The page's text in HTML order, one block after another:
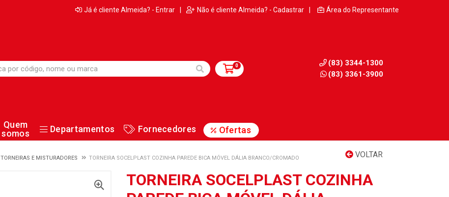
Já é cliente Almeida? - Entrar | Não é cliente Almeida? - Cadastrar | Área do Representante
0
(83) 3344-1300
(83) 3361-3900
Quem
somos
Departamentos Fornecedores Ofertas
VOLTAR
TORNEIRAS E MISTURADORES TORNEIRA SOCELPLAST COZINHA PAREDE BICA MÓVEL DÁLIA BRANCO/CROMADO
TORNEIRA SOCELPLAST COZINHA